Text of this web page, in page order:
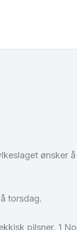
ønsker
torsdag.
pilsner, 1